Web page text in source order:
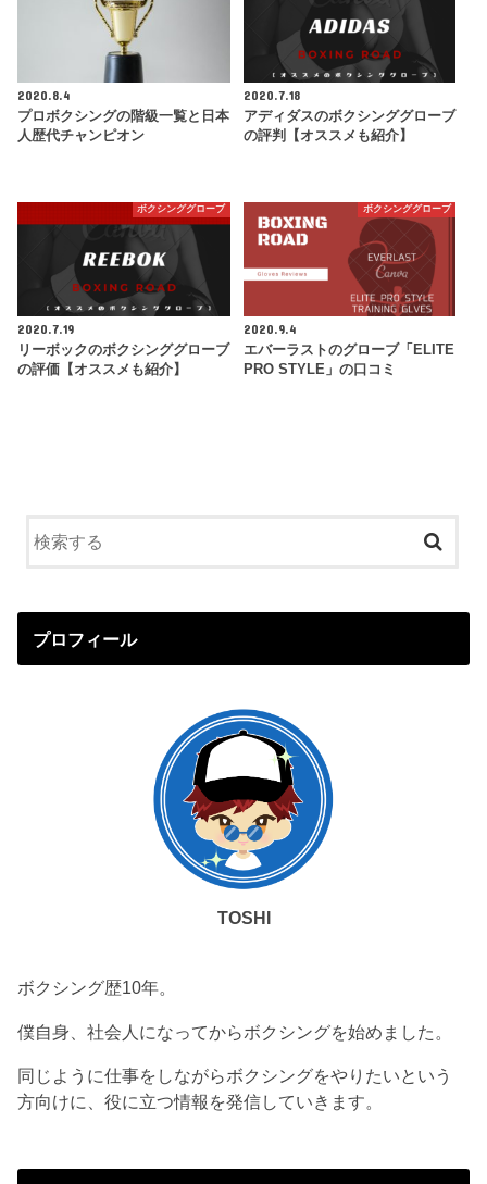
2020.8.4
プロボクシングの階級一覧と日本
人歴代チャンピオン
2020.7.18
アディダスのボクシンググローブ
の評判【オススメも紹介】
ボクシンググローブ
2020.7.19
リーボックのボクシンググローブ
の評価【オススメも紹介】
ボクシンググローブ
2020.9.4
エバーラストのグローブ「ELITE
PRO STYLE」の口コミ
プロフィール
TOSHI
ボクシング歴10年。
僕自身、社会人になってからボクシングを始めました。
同じように仕事をしながらボクシングをやりたいという
方向けに、役に立つ情報を発信していきます。